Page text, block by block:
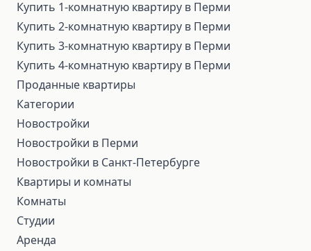
Купить 1-комнатную квартиру в Перми
Купить 2-комнатную квартиру в Перми
Купить 3-комнатную квартиру в Перми
Купить 4-комнатную квартиру в Перми
Проданные квартиры
Категории
Новостройки
Новостройки в Перми
Новостройки в Санкт-Петербурге
Квартиры и комнаты
Комнаты
Студии
Аренда